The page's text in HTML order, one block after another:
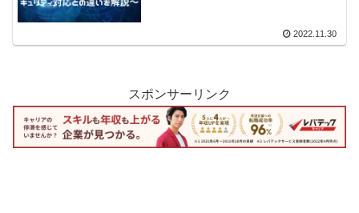
2022.11.30
スポンサーリンク